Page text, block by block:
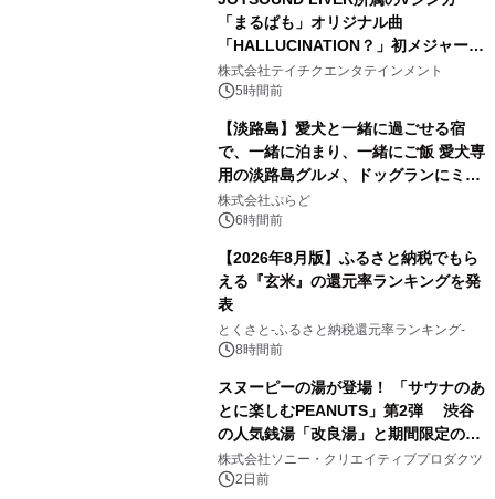
「まるぱも」オリジナル曲
「HALLUCINATION？」初メジャー配
信リリース決定！
株式会社テイチクエンタテインメント
5時間前
【淡路島】愛犬と一緒に過ごせる宿
で、一緒に泊まり、一緒にご飯 愛犬専
用の淡路島グルメ、ドッグランにミニ
プール グランピングとトレーラーハウ
スの2施設で
株式会社ぷらど
6時間前
【2026年8月版】ふるさと納税でもら
える『玄米』の還元率ランキングを発
表
とくさと-ふるさと納税還元率ランキング-
8時間前
スヌーピーの湯が登場！ 「サウナのあ
とに楽しむPEANUTS」第2弾 渋谷
の人気銭湯「改良湯」と期間限定のコ
ラボレーション サウナイキタイコラ
ボグッズも発売決定！
株式会社ソニー・クリエイティブプロダクツ
2日前